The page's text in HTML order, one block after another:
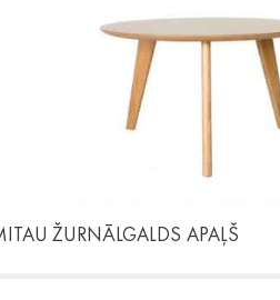
ŽURNĀLGALDS APAĻŠ